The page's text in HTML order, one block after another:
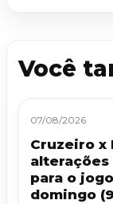
Você
07/08/2026
Cruzeiro x
para o
domingo